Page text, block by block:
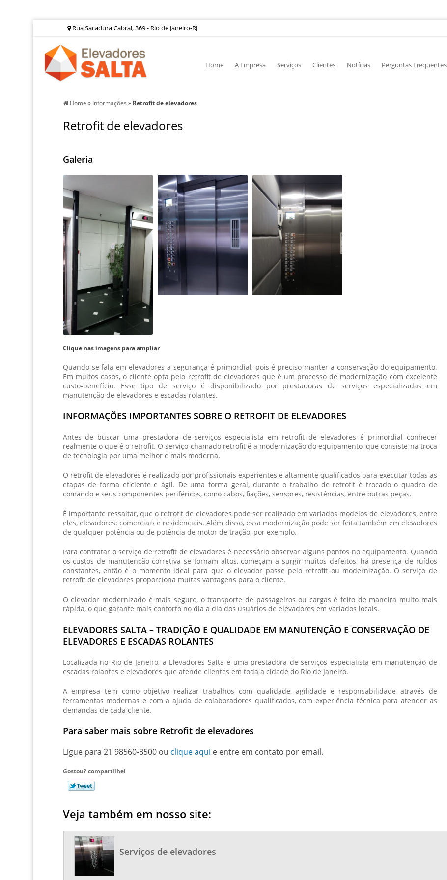
Rua Sacadura Cabral, 369 - Rio de Janeiro-RJ
Home A Empresa Serviços Clientes Notícias Perguntas Frequentes
Home » Informações » Retrofit de elevadores
Retrofit de elevadores
Galeria
Clique nas imagens para ampliar
Quando se fala em elevadores a segurança é primordial, pois é preciso manter a conservação do equipamento.
Em muitos casos, o cliente opta pelo retrofit de elevadores que é um processo de modernização com excelente
custo-benefício. Esse tipo de serviço é disponibilizado por prestadoras de serviços especializadas em
manutenção de elevadores e escadas rolantes.
INFORMAÇÕES IMPORTANTES SOBRE O RETROFIT DE ELEVADORES
Antes de buscar uma prestadora de serviços especialista em retrofit de elevadores é primordial conhecer
realmente o que é o retrofit. O serviço chamado retrofit é a modernização do equipamento, que consiste na troca
de tecnologia por uma melhor e mais moderna.
O retrofit de elevadores é realizado por profissionais experientes e altamente qualificados para executar todas as
etapas de forma eficiente e ágil. De uma forma geral, durante o trabalho de retrofit é trocado o quadro de
comando e seus componentes periféricos, como cabos, fiações, sensores, resistências, entre outras peças.
É importante ressaltar, que o retrofit de elevadores pode ser realizado em variados modelos de elevadores, entre
eles, elevadores: comerciais e residenciais. Além disso, essa modernização pode ser feita também em elevadores
de qualquer potência ou de potência de motor de tração, por exemplo.
Para contratar o serviço de retrofit de elevadores é necessário observar alguns pontos no equipamento. Quando
os custos de manutenção corretiva se tornam altos, começam a surgir muitos defeitos, há presença de ruídos
constantes, então é o momento ideal para que o elevador passe pelo retrofit ou modernização. O serviço de
retrofit de elevadores proporciona muitas vantagens para o cliente.
O elevador modernizado é mais seguro, o transporte de passageiros ou cargas é feito de maneira muito mais
rápida, o que garante mais conforto no dia a dia dos usuários de elevadores em variados locais.
ELEVADORES SALTA – TRADIÇÃO E QUALIDADE EM MANUTENÇÃO E CONSERVAÇÃO DE
ELEVADORES E ESCADAS ROLANTES
Localizada no Rio de Janeiro, a Elevadores Salta é uma prestadora de serviços especialista em manutenção de
escadas rolantes e elevadores que atende clientes em toda a cidade do Rio de Janeiro.
A empresa tem como objetivo realizar trabalhos com qualidade, agilidade e responsabilidade através de
ferramentas modernas e com a ajuda de colaboradores qualificados, com experiência técnica para atender as
demandas de cada cliente.
Para saber mais sobre Retrofit de elevadores
Ligue para 21 98560-8500ou clique aqui e entre em contato por email.
Gostou? compartilhe!
Veja também em nosso site:
Serviços de elevadores